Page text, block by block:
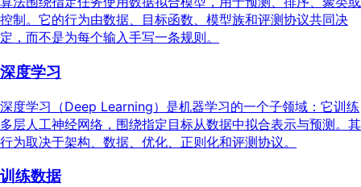
控制。它的行为由数据、目标函数、模型族和评测协议共同决
定，而不是为每个输入手写一条规则。
深度学习
深度学习（Deep Learning）是机器学习的一个子领域：它训练
多层人工神经网络，围绕指定目标从数据中拟合表示与预测。其
行为取决于架构、数据、优化、正则化和评测协议。
训练数据